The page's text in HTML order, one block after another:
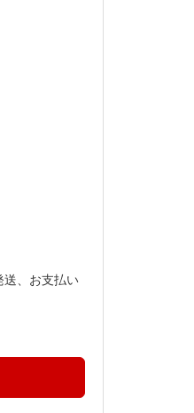
送、お支払い